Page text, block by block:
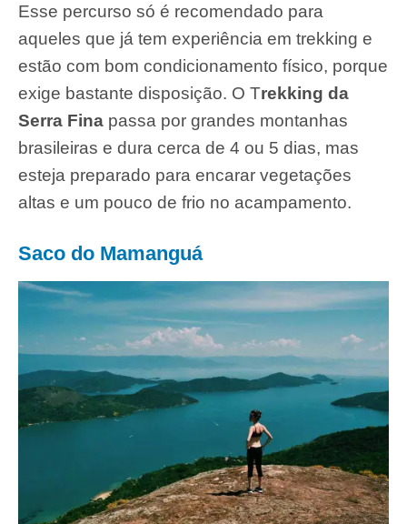
Esse percurso só é recomendado para
aqueles que já tem experiência em trekking e
estão com bom condicionamento físico, porque
exige bastante disposição. O Trekking da
Serra Fina passa por grandes montanhas
brasileiras e dura cerca de 4 ou 5 dias, mas
esteja preparado para encarar vegetações
altas e um pouco de frio no acampamento.
Saco do Mamanguá